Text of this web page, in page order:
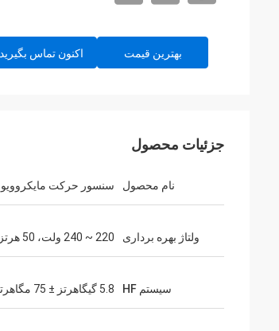
بهترین قیمت اکنون تماس بگیرید
جزئیات محصول
نام محصول سنسور حرکت مایکروویو
ولتاژ بهره برداری 220 ~ 240 ولت، 50 هرتز / 60 هرتز
سیستم HF 5.8 گیگاهرتز ± 75 مگاهرتز، باند موج ISM